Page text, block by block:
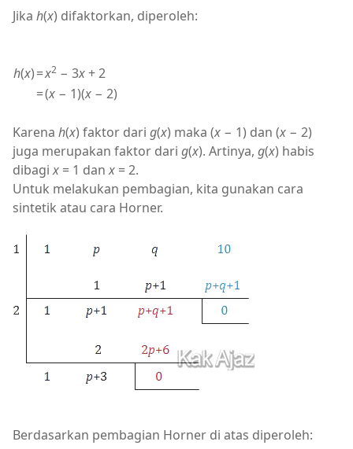
Jika h(x) difaktorkan, diperoleh:
h(x)=x2 − 3x+ 2
=(x − 1)(x − 2)
Karena h(x) faktor dari g(x) maka (x − 1) dan (x − 2)
juga merupakan faktor dari g(x). Artinya, g(x) habis
dibagix = 1 danx = 2.
Untuk melakukan pembagian, kita gunakan cara
sintetik atau cara Horner.
Berdasarkan pembagian Horner di atas diperoleh: